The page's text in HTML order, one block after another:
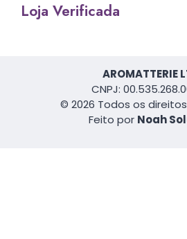
Loja Verificada
AROMATTERIE
CNPJ:
© 2026 Todos os
Feito por Noah